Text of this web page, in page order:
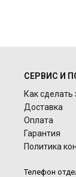
СЕРВИС И
Как сделать
Доставка
Оплата
Гарантия
Политика
Телефон